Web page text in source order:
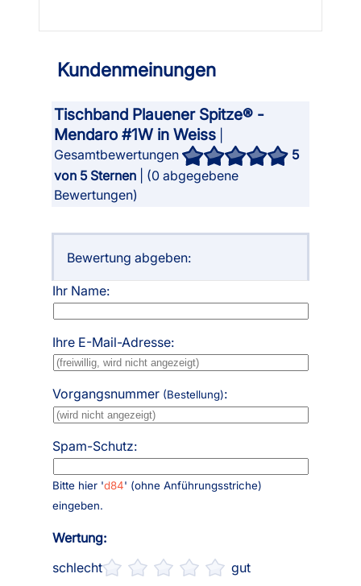
Kundenmeinungen
Tischband Plauener Spitze® -
Mendaro #1W in Weiss
Gesamtbewertungen
5
von 5 Sternen
| (0 abgegebene
Bewertungen)
Bewertung abgeben:
Wertung:
schlecht
gut
Ihr Name:
Ihre E-Mail-Adresse:
Vorgangsnummer (Bestellung):
Spam-Schutz:
Bitte hier 'd84' (ohne Anführungsstriche)
eingeben.